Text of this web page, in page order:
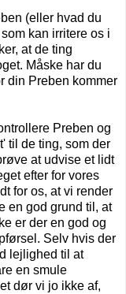
(eller hvad du
kan irritere os i
at de ting
Måske har du
din Preben kommer
Preben og
til de ting, som der
at udvise et lidt
efter for vores
for os, at vi render
en god grund til, at
er der en god og
Selv hvis der
lejlighed til at
en smule
dør vi jo ikke af,